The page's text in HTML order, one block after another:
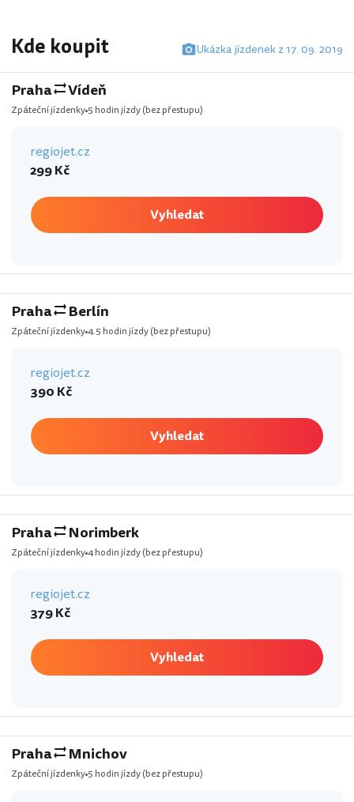
Kde koupit Ukázka jízdenek z 17. 09. 2019
Praha Vídeň
Zpáteční jízdenky5 hodin jízdy(bez přestupu)
regiojet.cz
299 Kč
Vyhledat
Praha Berlín
Zpáteční jízdenky4.5 hodin jízdy(bez přestupu)
regiojet.cz
390 Kč
Vyhledat
Praha Norimberk
Zpáteční jízdenky4 hodin jízdy(bez přestupu)
regiojet.cz
379 Kč
Vyhledat
Praha Mnichov
Zpáteční jízdenky5 hodin jízdy(bez přestupu)